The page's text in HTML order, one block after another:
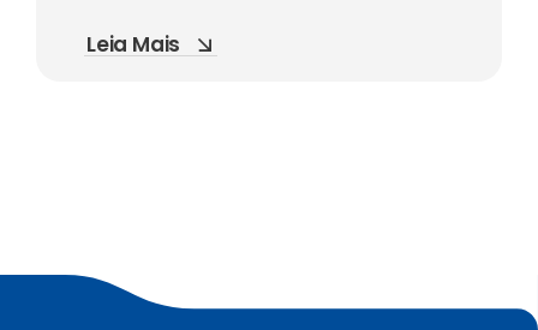
Leia Mais